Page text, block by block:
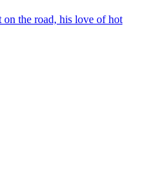
the road, his love of hot